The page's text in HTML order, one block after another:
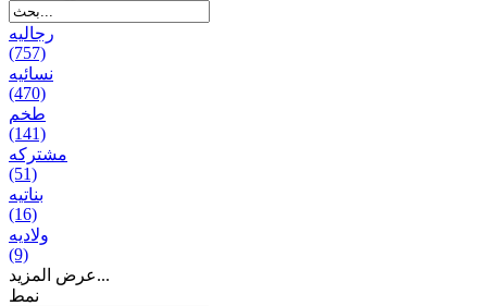
رجالیه
(757)
نسائیه
(470)
طخم
(141)
مشتركه
(51)
بناتیه
(16)
ولادیه
(9)
عرض المزيد...
نمط